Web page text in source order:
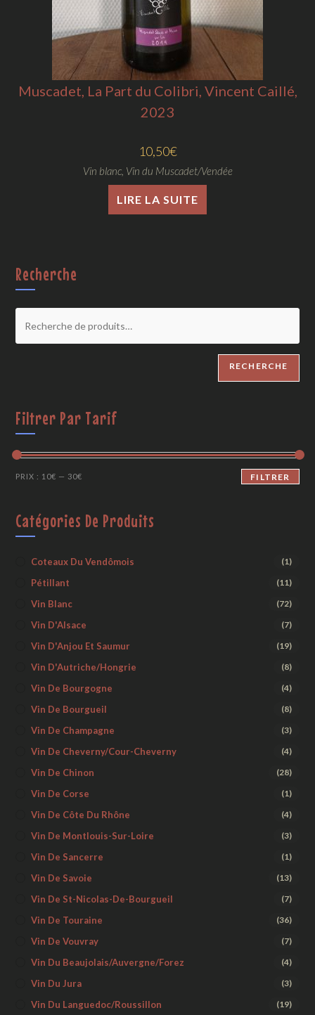
Muscadet, La Part du Colibri, Vincent Caillé,
2023
10,50€
Vin blanc, Vin du Muscadet/Vendée
LIRE LA SUITE
Recherche
RECHERCHE
Filtrer Par Tarif
FILTRER
PRIX : 10€ — 30€
Catégories De Produits
Coteaux Du Vendômois (1)
Pétillant (11)
Vin Blanc (72)
Vin D'Alsace (7)
Vin D'Anjou Et Saumur (19)
Vin D'Autriche/Hongrie (8)
Vin De Bourgogne (4)
Vin De Bourgueil (8)
Vin De Champagne (3)
Vin De Cheverny/Cour-Cheverny (4)
Vin De Chinon (28)
Vin De Corse (1)
Vin De Côte Du Rhône (4)
Vin De Montlouis-Sur-Loire (3)
Vin De Sancerre (1)
Vin De Savoie (13)
Vin De St-Nicolas-De-Bourgueil (7)
Vin De Touraine (36)
Vin De Vouvray (7)
Vin Du Beaujolais/Auvergne/Forez (4)
Vin Du Jura (3)
Vin Du Languedoc/Roussillon (19)